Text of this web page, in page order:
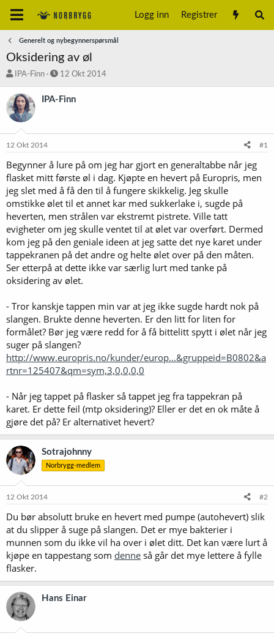
Logg inn Registrer
Generelt og nybegynnerspørsmål
Oksidering av øl
T
å
d
s
t
e
r
IPA-Finn
S
a
o
12 Okt 2014
IPA-Finn
12 Okt 2014 #1
Begynner å lure på om jeg har gjort en generaltabbe når jeg
flasket mitt første øl i dag. Kjøpte en hevert på Europris, men
jeg slet med å få den til å fungere skikkelig. Jeg skulle
omstikke ølet til et annet kar med sukkerlake i, sugde på
heverten, men strålen var ekstremt pistrete. Ville tatt
evigheter om jeg skulle ventet til at ølet var overført. Dermed
kom jeg på den geniale ideen at jeg satte det nye karet under
tappekranen på det andre og helte ølet over på den måten.
Ser etterpå at dette ikke var særlig lurt med tanke på
oksidering av ølet.
- Tror kanskje tappen min var at jeg ikke sugde hardt nok på
slangen. Brukte denne heverten. Er den litt for liten for
formålet? Bør jeg være redd for å få bittelitt spytt i ølet når jeg
suger på slangen?
http://www.europris.no/kunder/europ...&gruppeid=B0802&a
rtnr=125407&qm=sym,3,0,0,0,0
- Når jeg tappet på flasker så tappet jeg fra tappekran på
karet. Er dette feil (mtp oksidering)? Eller er det en ok måte å
gjøre det på? Er alternativet hevert?
Sotrajohnny
Norbrygg-medlem
12 Okt 2014 #2
Du bør absolutt bruke en hevert med pumpe (autohevert) slik
at du slipper å suge på slangen. Det er mye bakterier i
munnen som du ikke vil ha over i ølet ditt. Det kan være lurt å
kjøpe en tappestang som denne så går det mye lettere å fylle
flasker.
Hans Einar